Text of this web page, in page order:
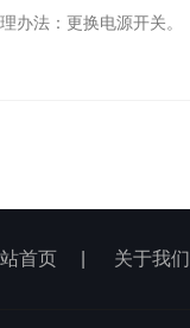
办法：更换电源开关。
首页 关于我们